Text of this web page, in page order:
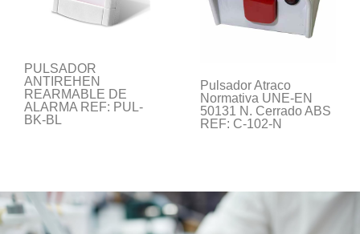
PULSADOR
ANTIREHEN
REARMABLE DE
ALARMA REF: PUL-
BK-BL
Pulsador Atraco
Normativa UNE-EN
50131 N. Cerrado ABS
REF: C-102-N